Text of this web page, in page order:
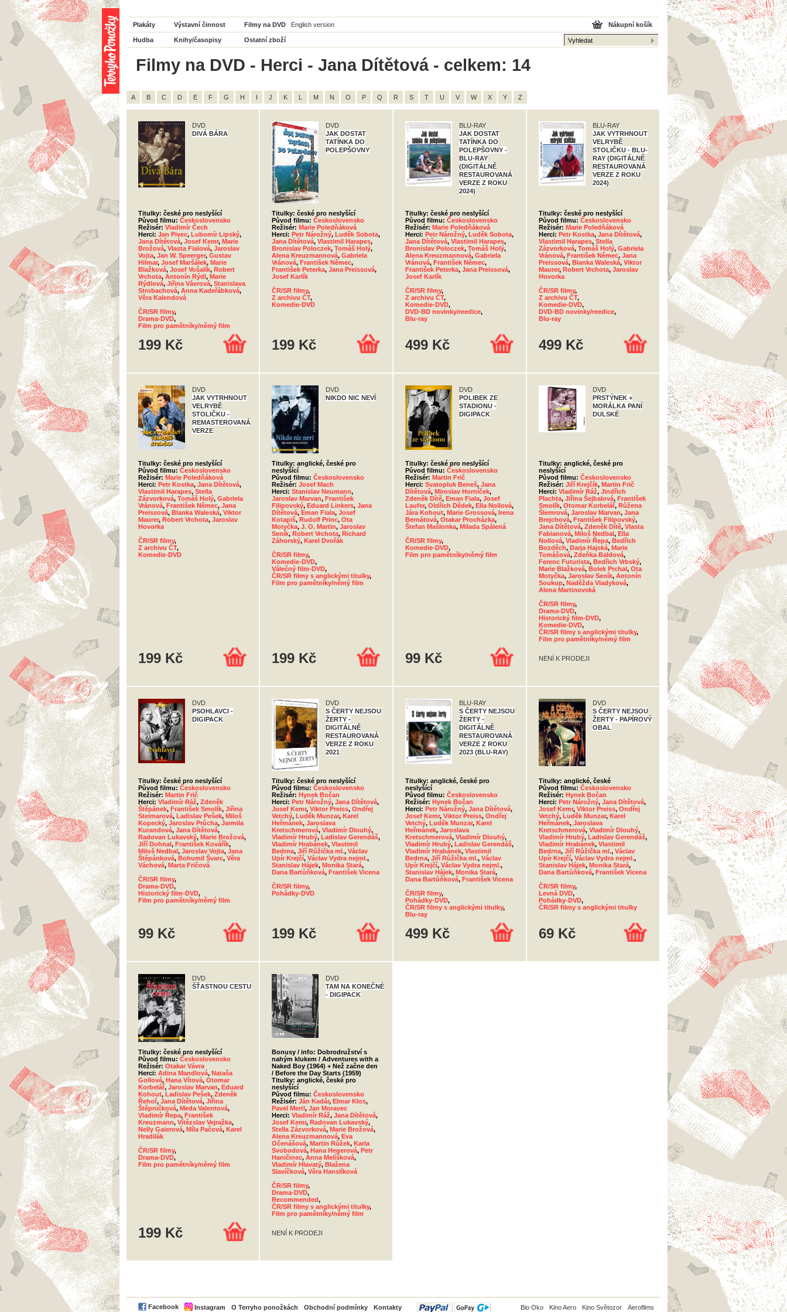
Plakáty Výstavní činnost Filmy na DVD English version
Hudba Knihy/časopisy Ostatní zboží
Nákupní košík
Filmy na DVD - Herci - Jana Dítětová - celkem: 14
A B C D E F G H I J K L M N O P Q R S T U V W X Y Z
DVD
DIVÁ BÁRA
Titulky: české pro neslyšící
Původ filmu: Československo
Režisér: Vladimír Čech
Herci: Jan Pivec, Lubomír Lipský,
Jana Dítětová, Josef Kemr, Marie
Brožová, Vlasta Fialová, Jaroslav
Vojta, Jan W. Speerger, Gustav
Hilmar, Josef Maršálek, Marie
Blažková, Josef Vošalík, Robert
Vrchota, Antonín Rýdl, Marie
Rýdlová, Jiřina Vávrová, Stanislava
Strobachová, Anna Kadeřábková,
Věra Kalendová
ČR/SR filmy,
Drama-DVD,
Film pro pamětníky/němý film
199 Kč
DVD
JAK DOSTAT
TATÍNKA DO
POLEPŠOVNY
Titulky: české pro neslyšící
Původ filmu: Československo
Režisér: Marie Poledňáková
Herci: Petr Nárožný, Luděk Sobota,
Jana Dítětová, Vlastimil Harapes,
Bronislav Poloczek, Tomáš Holý,
Alena Kreuzmannová, Gabriela
Vránová, František Němec,
František Peterka, Jana Preissová,
Josef Karlík
ČR/SR filmy,
Z archivu ČT,
Komedie-DVD
199 Kč
BLU-RAY
JAK DOSTAT
TATÍNKA DO
POLEPŠOVNY -
BLU-RAY
(DIGITÁLNĚ
RESTAUROVANÁ
VERZE Z ROKU
2024)
Titulky: české pro neslyšící
Původ filmu: Československo
Režisér: Marie Poledňáková
Herci: Petr Nárožný, Luděk Sobota,
Jana Dítětová, Vlastimil Harapes,
Bronislav Poloczek, Tomáš Holý,
Alena Kreuzmannová, Gabriela
Vránová, František Němec,
František Peterka, Jana Preissová,
Josef Karlík
ČR/SR filmy,
Z archivu ČT,
Komedie-DVD,
DVD-BD novinky/reedice,
Blu-ray
499 Kč
BLU-RAY
JAK VYTRHNOUT
VELRYBĚ
STOLIČKU - BLU-
RAY (DIGITÁLNĚ
RESTAUROVANÁ
VERZE Z ROKU
2024)
Titulky: české pro neslyšící
Původ filmu: Československo
Režisér: Marie Poledňáková
Herci: Petr Kostka, Jana Dítětová,
Vlastimil Harapes, Stella
Zázvorková, Tomáš Holý, Gabriela
Vránová, František Němec, Jana
Preissová, Blanka Waleská, Viktor
Maurer, Robert Vrchota, Jaroslav
Hovorka
ČR/SR filmy,
Z archivu ČT,
Komedie-DVD,
DVD-BD novinky/reedice,
Blu-ray
499 Kč
DVD
JAK VYTRHNOUT
VELRYBĚ
STOLIČKU -
REMASTEROVANÁ
VERZE
Titulky: české pro neslyšící
Původ filmu: Československo
Režisér: Marie Poledňáková
Herci: Petr Kostka, Jana Dítětová,
Vlastimil Harapes, Stella
Zázvorková, Tomáš Holý, Gabriela
Vránová, František Němec, Jana
Preissová, Blanka Waleská, Viktor
Maurer, Robert Vrchota, Jaroslav
Hovorka
ČR/SR filmy,
Z archivu ČT,
Komedie-DVD
199 Kč
DVD
NIKDO NIC NEVÍ
Titulky: anglické, české pro
neslyšící
Původ filmu: Československo
Režisér: Josef Mach
Herci: Stanislav Neumann,
Jaroslav Marvan, František
Filipovský, Eduard Linkers, Jana
Dítětová, Eman Fiala, Josef
Kotapiš, Rudolf Princ, Ota
Motyčka, J. O. Martin, Jaroslav
Seník, Robert Vrchota, Richard
Záhorský, Karel Dvořák
ČR/SR filmy,
Komedie-DVD,
Válečný film-DVD,
ČR/SR filmy s anglickými titulky,
Film pro pamětníky/němý film
199 Kč
DVD
POLIBEK ZE
STADIONU -
DIGIPACK
Titulky: české pro neslyšící
Původ filmu: Československo
Režisér: Martin Frič
Herci: Svatopluk Beneš, Jana
Dítětová, Miroslav Horníček,
Zdeněk Dítě, Eman Fiala, Josef
Laufer, Oldřich Dědek, Ella Nollová,
Jára Kohout, Marie Grossová, Irena
Bernátová, Otakar Procházka,
Štefan Mašlonka, Milada Spálená
ČR/SR filmy,
Komedie-DVD,
Film pro pamětníky/němý film
99 Kč
DVD
PRSTÝNEK +
MORÁLKA PANÍ
DULSKÉ
Titulky: anglické, české pro
neslyšící
Původ filmu: Československo
Režisér: Jiří Krejčík, Martin Frič
Herci: Vladimír Ráž, Jindřich
Plachta, Jiřina Šejbalová, František
Smolík, Otomar Korbelář, Růžena
Šlemrová, Jaroslav Marvan, Jana
Brejchová, František Filipovský,
Jana Dítětová, Zdeněk Dítě, Vlasta
Fabianová, Miloš Nedbal, Ella
Nollová, Vladimír Řepa, Bedřich
Bozděch, Darja Hajská, Marie
Tomášová, Zdeňka Baldová,
Ferenc Futurista, Bedřich Vrbský,
Marie Blažková, Bolek Prchal, Ota
Motyčka, Jaroslav Seník, Antonín
Soukup, Naděžda Vladyková,
Alena Martinovská
ČR/SR filmy,
Drama-DVD,
Historický film-DVD,
Komedie-DVD,
ČR/SR filmy s anglickými titulky,
Film pro pamětníky/němý film
NENÍ K PRODEJI
DVD
PSOHLAVCI -
DIGIPACK
Titulky: české pro neslyšící
Původ filmu: Československo
Režisér: Martin Frič
Herci: Vladimír Ráž, Zdeněk
Štěpánek, František Smolík, Jiřina
Steimarová, Ladislav Pešek, Miloš
Kopecký, Jaroslav Průcha, Jarmila
Kurandová, Jana Dítětová,
Radovan Lukavský, Marie Brožová,
Jiří Dohnal, František Kovářík,
Miloš Nedbal, Jaroslav Vojta, Jana
Štěpánková, Bohumil Švarc, Věra
Váchová, Marta Fričová
ČR/SR filmy,
Drama-DVD,
Historický film-DVD,
Film pro pamětníky/němý film
99 Kč
DVD
S ČERTY NEJSOU
ŽERTY -
DIGITÁLNĚ
RESTAUROVANÁ
VERZE Z ROKU
2021
Titulky: české pro neslyšící
Původ filmu: Československo
Režisér: Hynek Bočan
Herci: Petr Nárožný, Jana Dítětová,
Josef Kemr, Viktor Preiss, Ondřej
Vetchý, Luděk Munzar, Karel
Heřmánek, Jaroslava
Kretschmerová, Vladimír Dlouhý,
Vladimír Hrubý, Ladislav Gerendáš,
Vladimír Hrabánek, Vlastimil
Bedrna, Jiří Růžička ml., Václav
Upír Krejčí, Václav Vydra nejml.,
Stanislav Hájek, Monika Stará,
Dana Bartůňková, František Vicena
ČR/SR filmy,
Pohádky-DVD
199 Kč
BLU-RAY
S ČERTY NEJSOU
ŽERTY -
DIGITÁLNĚ
RESTAUROVANÁ
VERZE Z ROKU
2023 (BLU-RAY)
Titulky: anglické, české pro
neslyšící
Původ filmu: Československo
Režisér: Hynek Bočan
Herci: Petr Nárožný, Jana Dítětová,
Josef Kemr, Viktor Preiss, Ondřej
Vetchý, Luděk Munzar, Karel
Heřmánek, Jaroslava
Kretschmerová, Vladimír Dlouhý,
Vladimír Hrubý, Ladislav Gerendáš,
Vladimír Hrabánek, Vlastimil
Bedrna, Jiří Růžička ml., Václav
Upír Krejčí, Václav Vydra nejml.,
Stanislav Hájek, Monika Stará,
Dana Bartůňková, František Vicena
ČR/SR filmy,
Pohádky-DVD,
ČR/SR filmy s anglickými titulky,
Blu-ray
499 Kč
DVD
S ČERTY NEJSOU
ŽERTY - PAPÍROVÝ
OBAL
Titulky: anglické, české
Původ filmu: Československo
Režisér: Hynek Bočan
Herci: Petr Nárožný, Jana Dítětová,
Josef Kemr, Viktor Preiss, Ondřej
Vetchý, Luděk Munzar, Karel
Heřmánek, Jaroslava
Kretschmerová, Vladimír Dlouhý,
Vladimír Hrubý, Ladislav Gerendáš,
Vladimír Hrabánek, Vlastimil
Bedrna, Jiří Růžička ml., Václav
Upír Krejčí, Václav Vydra nejml.,
Stanislav Hájek, Monika Stará,
Dana Bartůňková, František Vicena
ČR/SR filmy,
Levná DVD,
Pohádky-DVD,
ČR/SR filmy s anglickými titulky
69 Kč
DVD
ŠŤASTNOU CESTU
Titulky: české pro neslyšící
Původ filmu: Československo
Režisér: Otakar Vávra
Herci: Adina Mandlová, Nataša
Gollová, Hana Vítová, Otomar
Korbelář, Jaroslav Marvan, Eduard
Kohout, Ladislav Pešek, Zdeněk
Řehoř, Jana Dítětová, Jiřina
Štěpničková, Meda Valentová,
Vladimír Řepa, František
Kreuzmann, Vítězslav Vejražka,
Nelly Gaierová, Míla Pačová, Karel
Hradilák
ČR/SR filmy,
Drama-DVD,
Film pro pamětníky/němý film
199 Kč
DVD
TAM NA KONEČNÉ
- DIGIPACK
Bonusy / info: Dobrodružství s
nahým klukem / Adventures with a
Naked Boy (1964) + Než začne den
/ Before the Day Starts (1959)
Titulky: anglické, české pro
neslyšící
Původ filmu: Československo
Režisér: Ján Kadár, Elmar Klos,
Pavel Mertl, Jan Moravec
Herci: Vladimír Ráž, Jana Dítětová,
Josef Kemr, Radovan Lukavský,
Stella Zázvorková, Marie Brožová,
Alena Kreuzmannová, Eva
Očenášová, Martin Růžek, Karla
Svobodová, Hana Hegerová, Petr
Haničinec, Anna Melíšková,
Vladimír Hlavatý, Blažena
Slavíčková, Věra Hanslíková
ČR/SR filmy,
Drama-DVD,
Recommended,
ČR/SR filmy s anglickými titulky,
Film pro pamětníky/němý film
NENÍ K PRODEJI
Facebook Instagram O Terryho ponožkách Obchodní podmínky Kontakty
PayPal Bio Oko Kino Aero Kino Světozor Aerofilms